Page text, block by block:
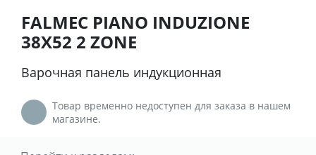
FALMEC PIANO INDUZIONE
38X52 2 ZONE
Варочная панель индукционная
Товар временно недоступен для заказа в нашем
магазине.